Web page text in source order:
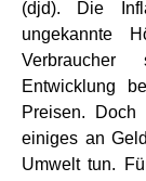
(djd). Die
ungekannte
Entwicklung
Preisen.
einiges an
Umwelt tun.